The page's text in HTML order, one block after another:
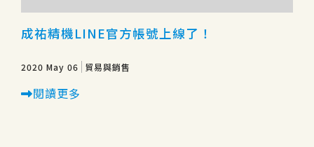
成祐精機LINE官方帳號上線了！
2020 May 06 貿易與銷售
閱讀更多